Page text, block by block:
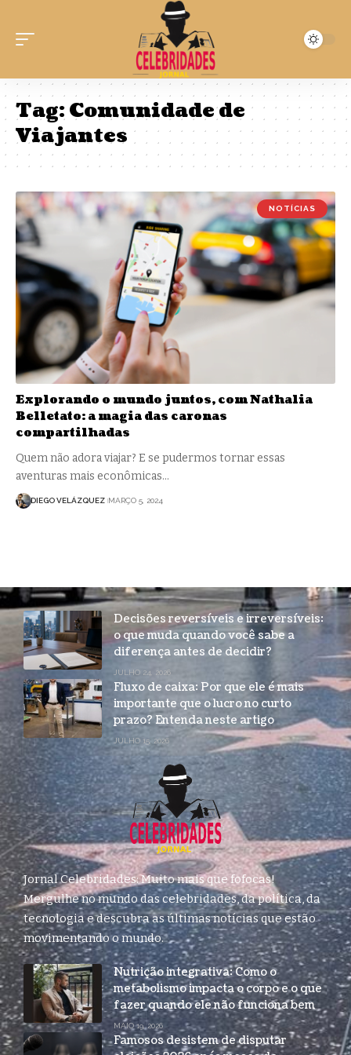
Tag:Comunidade de
Viajantes
NOTÍCIAS
Explorando o mundo juntos, com Nathalia
Belletato: a magia das caronas
compartilhadas
Quem não adora viajar? E se pudermos tornar essas
aventuras mais econômicas…
DIEGO VELÁZQUEZ MARÇO 5, 2024
Decisões reversíveis e irreversíveis:
o que muda quando você sabe a
diferença antes de decidir?
JULHO 24, 2026
Fluxo de caixa: Por que ele é mais
importante que o lucro no curto
prazo? Entenda neste artigo
JULHO 15, 2026
Jornal Celebridades: Muito mais que fofocas!
Mergulhe no mundo das celebridades, da política, da
tecnologia e descubra as últimas notícias que estão
movimentando o mundo.
Nutrição integrativa: Como o
metabolismo impacta o corpo e o que
fazer quando ele não funciona bem
MAIO 19, 2026
Famosos desistem de disputar